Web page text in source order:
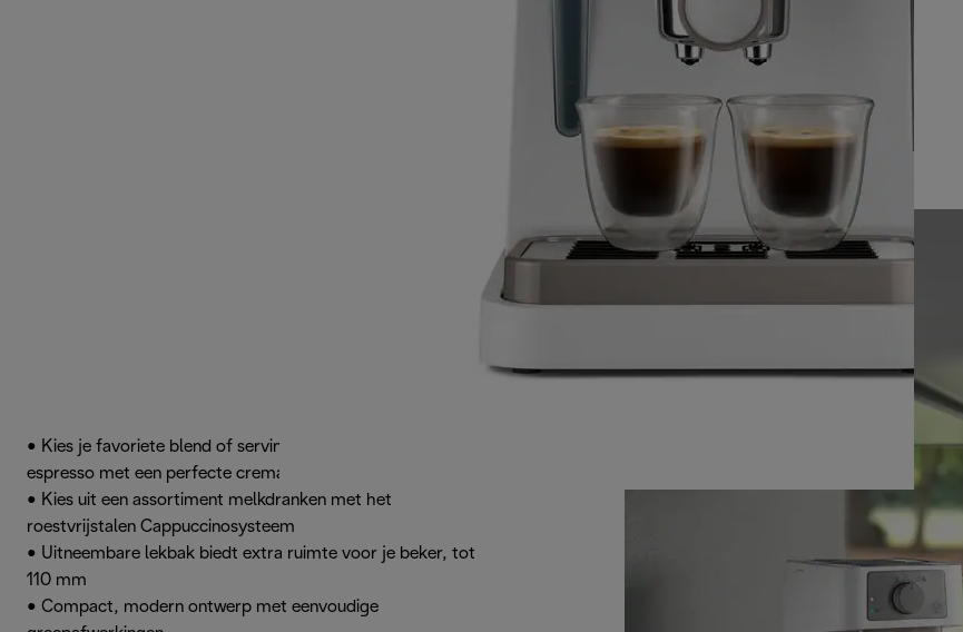
• Kies je favoriete blend of serving en zet je eigen
espresso met een perfecte cremalaag
• Kies uit een assortiment melkdranken met het
roestvrijstalen Cappuccinosysteem
• Uitneembare lekbak biedt extra ruimte voor je beker, tot
110 mm
• Compact, modern ontwerp met eenvoudige